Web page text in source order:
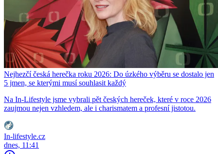
Nejhezčí česká herečka roku 2026: Do úzkého výběru se dostalo jen
5 jmen, se kterými musí souhlasit každý
Na In-Lifestyle jsme vybrali pět českých hereček, které v roce 2026
zaujmou nejen vzhledem, ale i charismatem a profesní jistotou.
In-lifestyle.cz
dnes, 11:41